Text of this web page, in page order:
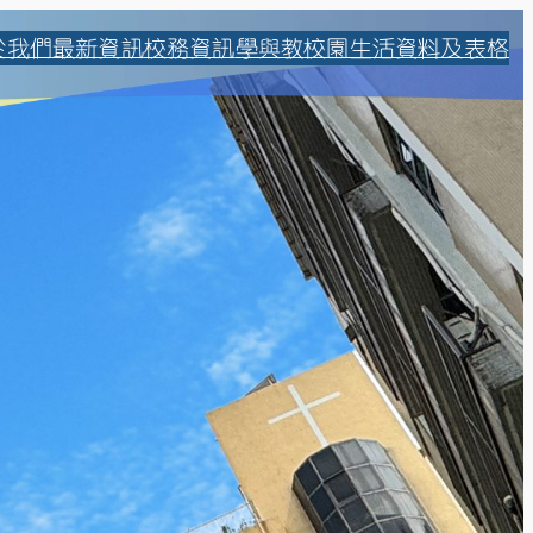
我們最新資訊校務資訊學與教校園生活資料及表格